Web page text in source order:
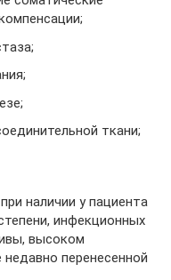
ткани;
наличии у пациента
инфекционных
высоком
перенесенной